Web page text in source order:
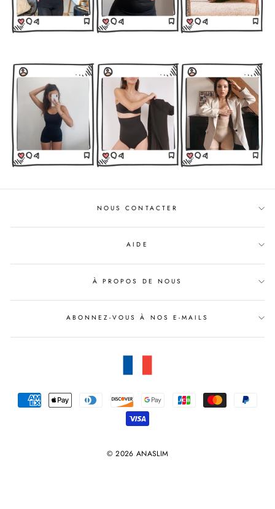
NOUS CONTACTER
AIDE
À PROPOS DE NOUS
ABONNEZ-VOUS À NOS E-MAILS
© 2026 ANASLIM